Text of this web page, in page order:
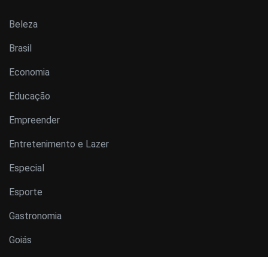
Beleza
Brasil
Economia
Educação
Empreender
Entretenimento e Lazer
Especial
Esporte
Gastronomia
Goiás